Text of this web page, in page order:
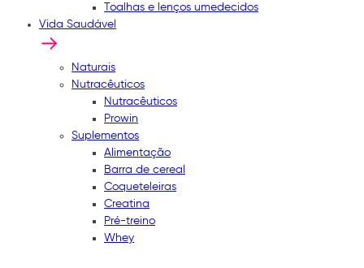
Toalhas e lenços umedecidos
Vida Saudável
Naturais
Nutracêuticos
Nutracêuticos
Prowin
Suplementos
Alimentação
Barra de cereal
Coqueteleiras
Creatina
Pré-treino
Whey